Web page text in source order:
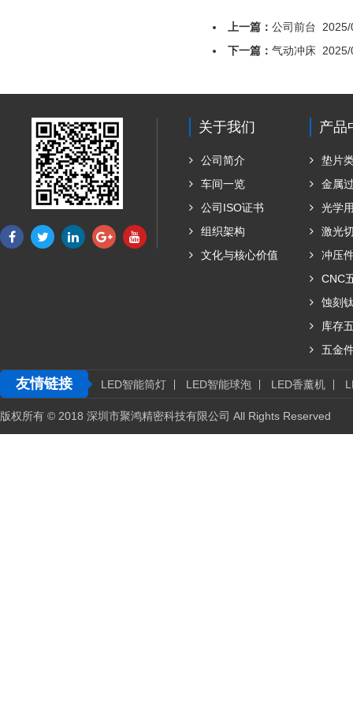
上一篇： 公司前台
下一篇： 气动冲床
关于我们
公司简介
车间一览
公司ISO证书
组织架构
文化与核心价值
产品
垫片
金属
光学
激光
冲压
CNC
蚀刻
库存
五金
友情链接 LED智能筒灯 LED智能球泡 LED香薰机
版权所有 © 2018 深圳市聚鸿精密科技有限公司 All Rights Reserved